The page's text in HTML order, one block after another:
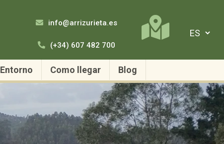
Entorno Como llegar Blog
info@arrizurieta.es
(+34) 607 482 700